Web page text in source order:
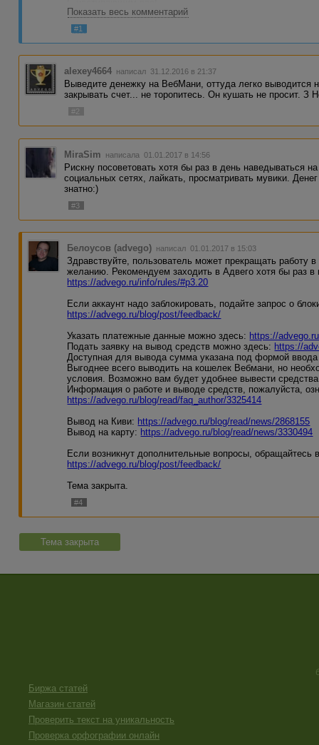
Показать весь комментарий
#1
alexey4664 написал 31.12.2016 в 21:37
Выведите денежку на ВебМани, оттуда легко выводится
закрывать счет... не торопитесь. Он кушать не просит. З
#2
MiraSim написала 01.01.2017 в 14:56
Рискну посоветовать хотя бы раз в день наведываться
социальных сетях, лайкать, просматривать мувики.
знатно:)
#3
Белоусов (advego) написал 01.01.2017 в 15:03
Здравствуйте, пользователь может прекращать работу
желанию. Рекомендуем заходить в Адвего хотя бы раз
https://advego.ru/info/rules/#p3.20
Если аккаунт надо заблокировать, подайте запрос о
https://advego.ru/blog/post/feedback/
Указать платежные данные можно здесь: https://
Подать заявку на вывод средств можно здесь: https://
Доступная для вывода сумма указана под формой
Выгоднее всего выводить на кошелек Вебмани, но
условия. Возможно вам будет удобнее вывести
Информация о работе и выводе средств, пожалуйста,
https://advego.ru/blog/read/faq_author/3325414
Вывод на Киви: https://advego.ru/blog/read/news/2868155
Вывод на карту: https://advego.ru/blog/read/news/3330494
Если возникнут дополнительные вопросы, обращайтесь
https://advego.ru/blog/post/feedback/
Тема закрыта.
#4
Тема закрыта
Биржа статей
Магазин статей
Проверить текст на уникальность
Проверка орфографии онлайн